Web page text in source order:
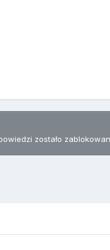
zostało